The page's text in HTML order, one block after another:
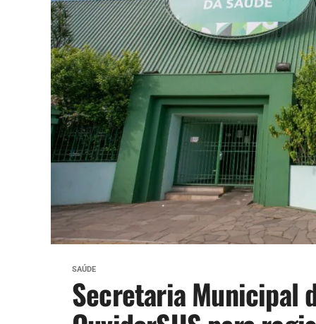
SAÚDE
Secretaria Municipal